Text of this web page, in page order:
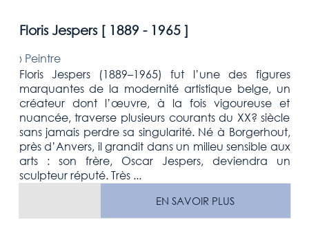
Floris Jespers [ 1889 - 1965]
› Peintre
Floris Jespers (1889–1965) fut l’une des figures
marquantes de la modernité artistique belge, un
créateur dont l’œuvre, à la fois vigoureuse et
nuancée, traverse plusieurs courants du XX? siècle
sans jamais perdre sa singularité. Né à Borgerhout,
près d’Anvers, il grandit dans un milieu sensible aux
arts : son frère, Oscar Jespers, deviendra un
sculpteur réputé. Très ...
EN SAVOIR PLUS